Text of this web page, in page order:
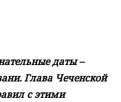
даты –
Глава Чеченской
с этими